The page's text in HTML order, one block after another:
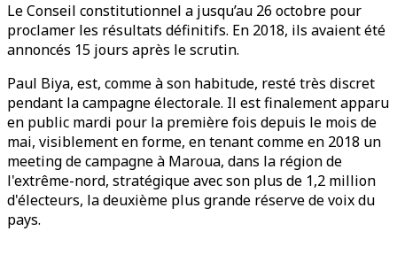
Le Conseil constitutionnel a jusqu’au 26 octobre pour
proclamer les résultats définitifs. En 2018, ils avaient été
annoncés 15 jours après le scrutin.
Paul Biya, est, comme à son habitude, resté très discret
pendant la campagne électorale. Il est finalement apparu
en public mardi pour la première fois depuis le mois de
mai, visiblement en forme, en tenant comme en 2018 un
meeting de campagne à Maroua, dans la région de
l'extrême-nord, stratégique avec son plus de 1,2 million
d'électeurs, la deuxième plus grande réserve de voix du
pays.